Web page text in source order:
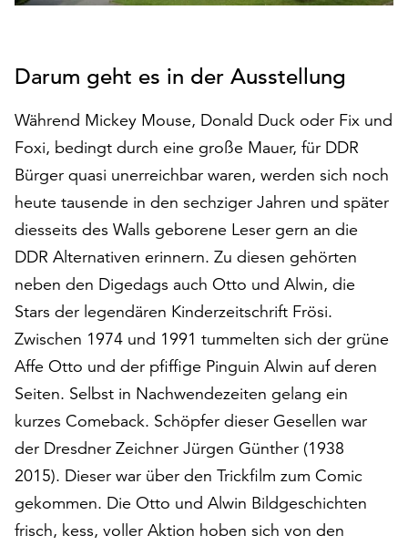
genutzt
Klicken
Sie
auf
„Alle
akzeptieren“,
alle
Cookies
zu
akzeptieren.
Sie
können
Ihr
Einverständnis
jederzeit
ändern
und
widerrufen.
Dafür
steht
Darum geht es in der Ausstellung
Während Mickey Mouse, Donald Duck oder Fix und
Foxi, bedingt durch eine große Mauer, für DDR
Bürger quasi unerreichbar waren, werden sich noch
heute tausende in den sechziger Jahren und später
diesseits des Walls geborene Leser gern an die
DDR Alternativen erinnern. Zu diesen gehörten
neben den Digedags auch Otto und Alwin, die
Stars der legendären Kinderzeitschrift Frösi.
Zwischen 1974 und 1991 tummelten sich der grüne
Affe Otto und der pfiffige Pinguin Alwin auf deren
Seiten. Selbst in Nachwendezeiten gelang ein
kurzes Comeback. Schöpfer dieser Gesellen war
der Dresdner Zeichner Jürgen Günther (1938
2015). Dieser war über den Trickfilm zum Comic
gekommen. Die Otto und Alwin Bildgeschichten
frisch, kess, voller Aktion hoben sich von den